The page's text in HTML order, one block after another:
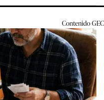
ContenidoGEC